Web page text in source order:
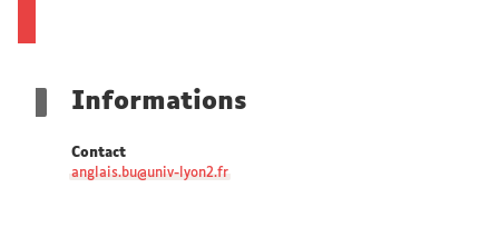
Informations
Contact
anglais.bu@univ-lyon2.fr